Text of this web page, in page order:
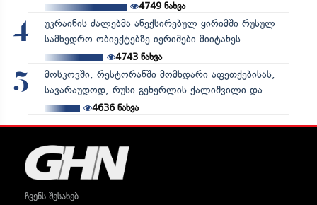
4749ნახვა
4
უკრაინის ძალებმა ანექსირებულ ყირიმში რუსულ
სამხედრო ობიექტებზე იერიშები მიიტანეს...
4743ნახვა
5
მოსკოვში, რესტორანში მომხდარი აფეთქებისას,
სავარაუდოდ, რუსი გენერლის ქალიშვილი და...
4636ნახვა
ჩვენს შესახებ